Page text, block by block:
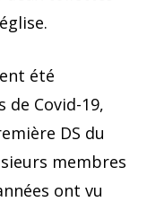
été
de Covid-19,
DS du
membres
ont vu